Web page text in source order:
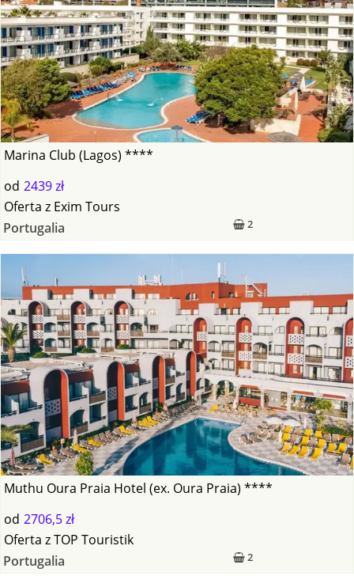
Marina Club (Lagos) ****
od 2439 zł
2
Oferta z Exim Tours
Portugalia
Muthu Oura Praia Hotel (ex. Oura Praia) ****
od 2706,5 zł
2
Oferta zTOP Touristik
Portugalia